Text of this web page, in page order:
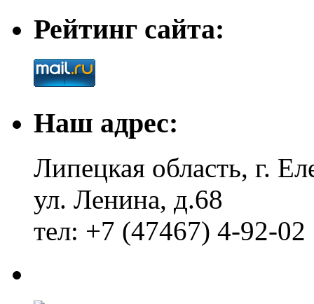
Рейтинг сайта:
Наш адрес:
Липецкая область, г.
ул. Ленина, д.68
тел: +7 (47467) 4-92-02